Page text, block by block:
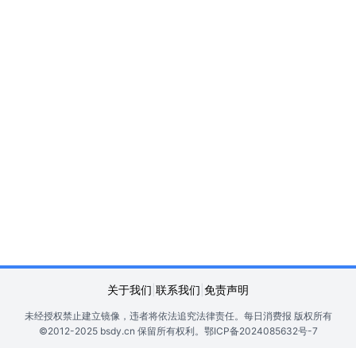
关于我们 联系我们 免责声明
未经授权禁止建立镜像，违者将依法追究法律责任。 每日消费报 版权所有
©2012-2025 bsdy.cn 保留所有权利。 鄂ICP备2024085632号-7